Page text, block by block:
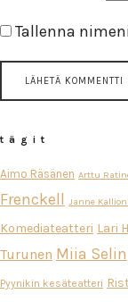
Tallenna
tägit
Aimo Räsänen Arttu
Frenckell Janne
Komediateatteri Lari
Turunen Miia Selin
Pyynikin kesäteatteri